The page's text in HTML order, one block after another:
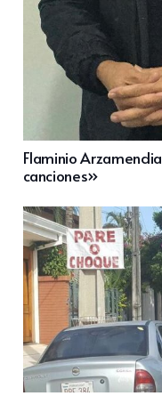
Flaminio
canciones»